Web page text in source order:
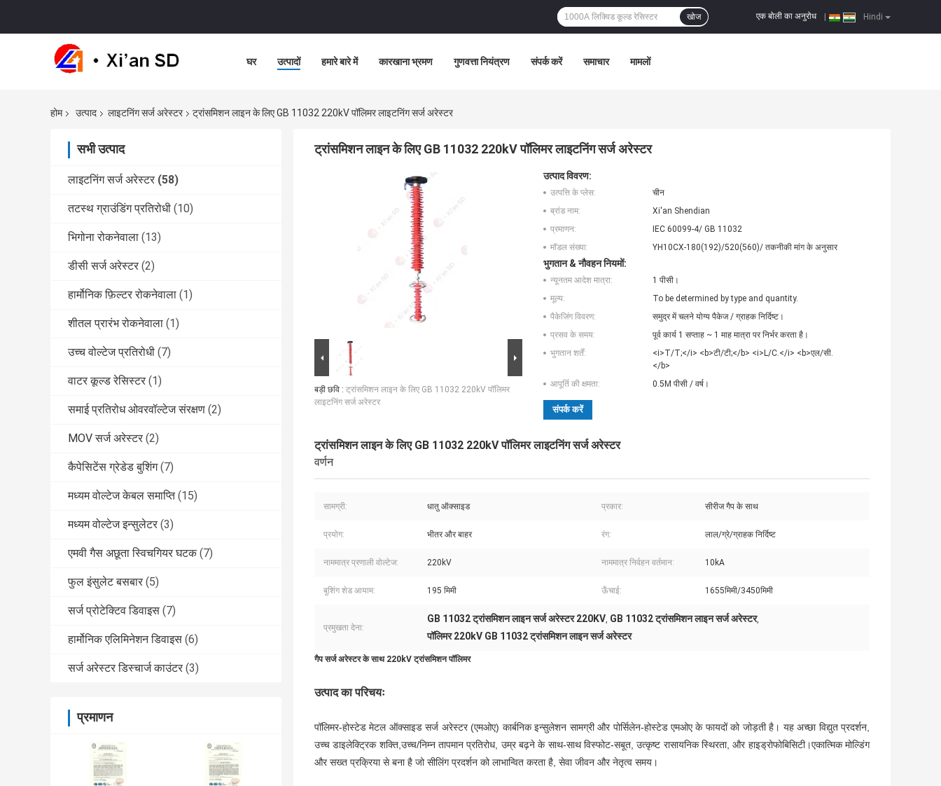
Hindi
एक बोली का अनुरोध
खोज
घर उत्पादों हमारे बारे में कारखाना भ्रमण गुणवत्ता नियंत्रण संपर्क करें समाचार मामलों
होम उत्पाद लाइटनिंग सर्ज अरेस्टर ट्रांसमिशन लाइन के लिए GB 11032 220kV पॉलिमर लाइटनिंग सर्ज अरेस्टर
सभी उत्पाद
लाइटनिंग सर्ज अरेस्टर (58)
तटस्थ ग्राउंडिंग प्रतिरोधी (10)
भिगोना रोकनेवाला (13)
डीसी सर्ज अरेस्टर (2)
हार्मोनिक फ़िल्टर रोकनेवाला (1)
शीतल प्रारंभ रोकनेवाला (1)
उच्च वोल्टेज प्रतिरोधी (7)
वाटर कूल्ड रेसिस्टर (1)
समाई प्रतिरोध ओवरवॉल्टेज संरक्षण (2)
MOV सर्ज अरेस्टर (2)
कैपेसिटेंस ग्रेडेड बुशिंग (7)
मध्यम वोल्टेज केबल समाप्ति (15)
मध्यम वोल्टेज इन्सुलेटर (3)
एमवी गैस अछूता स्विचगियर घटक (7)
फुल इंसुलेट बसबार (5)
सर्ज प्रोटेक्टिव डिवाइस (7)
हार्मोनिक एलिमिनेशन डिवाइस (6)
सर्ज अरेस्टर डिस्चार्ज काउंटर (3)
प्रमाणन
ट्रांसमिशन लाइन के लिए GB 11032 220kV पॉलिमर लाइटनिंग सर्ज अरेस्टर
बड़ी छवि : ट्रांसमिशन लाइन के लिए GB 11032 220kV पॉलिमर
लाइटनिंग सर्ज अरेस्टर
उत्पाद विवरण:
उत्पत्ति के प्लेस:
चीन
ब्रांड नाम:
Xi'an Shendian
प्रमाणन:
IEC 60099-4/ GB 11032
मॉडल संख्या:
YH10CX-180(192)/520(560)/ तकनीकी मांग के अनुसार
भुगतान & नौवहन नियमों:
न्यूनतम आदेश मात्रा:
1 पीसी।
मूल्य:
To be determined by type and quantity.
पैकेजिंग विवरण:
समुद्र में चलने योग्य पैकेज / ग्राहक निर्दिष्ट।
प्रसव के समय:
पूर्व कार्य 1 सप्ताह ~ 1 माह मात्रा पर निर्भर करता है।
भुगतान शर्तें:
<i>T/T;</i> <b>टी/टी;</b> <i>L/C.</i> <b>एल/सी.
</b>
आपूर्ति की क्षमता:
0.5M पीसी / वर्ष।
संपर्क करें
ट्रांसमिशन लाइन के लिए GB 11032 220kV पॉलिमर लाइटनिंग सर्ज अरेस्टर
वर्णन
सामग्री: धातु ऑक्साइड प्रकार: सीरीज गैप के साथ
प्रयोग: भीतर और बाहर रंग: लाल/ग्रे/ग्राहक निर्दिष्ट
नाममात्र प्रणाली वोल्टेज: 220kV नाममात्र निर्वहन वर्तमान: 10kA
बुशिंग शेड आयाम: 195 मिमी ऊँचाई: 1655मिमी/3450मिमी
प्रमुखता देना:
GB 11032 ट्रांसमिशन लाइन सर्ज अरेस्टर 220KV, GB 11032 ट्रांसमिशन लाइन सर्ज अरेस्टर,
पॉलिमर 220kV GB 11032 ट्रांसमिशन लाइन सर्ज अरेस्टर
गैप सर्ज अरेस्टर के साथ 220kV ट्रांसमिशन पॉलिमर
उत्पाद का परिचयः
पॉलिमर-होस्टेड मेटल ऑक्साइड सर्ज अरेस्टर (एमओए) कार्बनिक इन्सुलेशन सामग्री और पोर्सिलेन-होस्टेड एमओए के फायदों को जोड़ती है। यह अच्छा विद्युत प्रदर्शन,
उच्च डाइलेक्ट्रिक शक्ति,उच्च/निम्न तापमान प्रतिरोध, उम्र बढ़ने के साथ-साथ विस्फोट-सबूत, उत्कृष्ट रासायनिक स्थिरता, और हाइड्रोफोबिसिटी।एकात्मिक मोल्डिंग
और सख्त प्रक्रिया से बना है जो सीलिंग प्रदर्शन को लाभान्वित करता है, सेवा जीवन और नेतृत्व समय।